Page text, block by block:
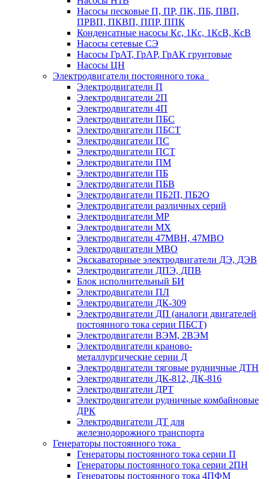
Насосы песковые П, ПР, ПК, ПБ, ПВП,
ПРВП, ПКВП, ППР, ППК
Конденсатные насосы Кс, 1Кс, 1КсВ, КсВ
Насосы сетевые СЭ
Насосы ГрАТ, ГрАР, ГрАК грунтовые
Насосы ЦН
Электродвигатели постоянного тока
Электродвигатели П
Электродвигатели 2П
Электродвигатели 4П
Электродвигатели ПБС
Электродвигатели ПБСТ
Электродвигатели ПС
Электродвигатели ПСТ
Электродвигатели ПМ
Электродвигатели ПБ
Электродвигатели ПБВ
Электродвигатели ПБ2П, ПБ2О
Электродвигатели различных серий
Электродвигатели МР
Электродвигатели MX
Электродвигатели 47MBH, 47МВО
Электродвигатели MBO
Экскаваторные электродвигатели ДЭ, ДЭВ
Электродвигатели ДПЭ, ДПВ
Блок исполнительный БИ
Электродвигатели ПЛ
Электродвигатели ДК-309
Электродвигатели ДП (аналоги двигателей
постоянного тока серии ПБСТ)
Электродвигатели ВЭМ, 2ВЭМ
Электродвигатели краново-
металлургические серии Д
Электродвигатели тяговые рудничные ДТН
Электродвигатели ДК-812, ДК-816
Электродвигатели ДРТ
Электродвигатели рудничные комбайновые
ДРК
Электродвигатели ДТ для
железнодорожного транспорта
Генераторы постоянного тока
Генераторы постоянного тока серии П
Генераторы постоянного тока серии 2ПН
Генераторы постоянного тока 4ПФМ